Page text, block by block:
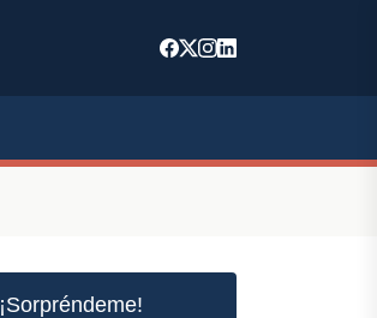
¡Sorpréndeme!